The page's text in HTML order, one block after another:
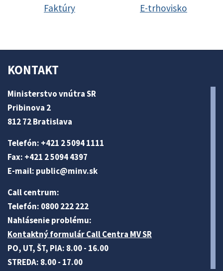
Faktúry E-trhovisko
KONTAKT
Ministerstvo vnútra SR
Pribinova 2
812 72 Bratislava
Telefón: +421 2 5094 1111
Fax: +421 2 5094 4397
E-mail: public@minv.sk
Call centrum:
Telefón: 0800 222 222
Nahlásenie problému:
Kontaktný formulár Call Centra MV SR
PO, UT, ŠT, PIA: 8.00 - 16.00
STREDA: 8.00 - 17.00